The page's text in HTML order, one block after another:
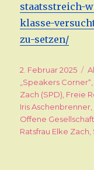
staatsstreich-
klasse-
zu-setzen/
Veröffentlicht
am
2. Februar 2025
„Speakers Corner“,
Zach (SPD), Freie
Iris Aschenbrenner,
Offene Gesellschaft
Ratsfrau Elke Zach,